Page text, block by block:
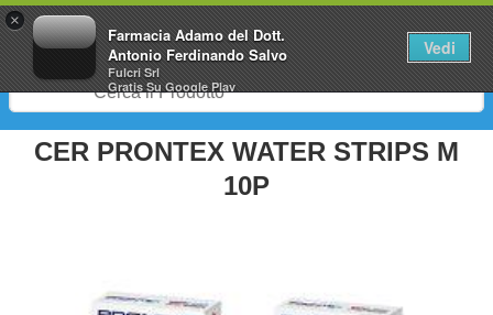
×
Farmacia Adamo del Dott.
Antonio Ferdinando Salvo
Fulcri Srl
GratisSu Google Play
Vedi
0
CER PRONTEX WATER STRIPS M
10P